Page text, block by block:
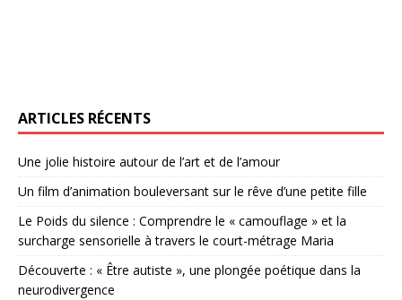
ARTICLES RÉCENTS
Une jolie histoire autour de l’art et de l’amour
Un film d’animation bouleversant sur le rêve d’une petite fille
Le Poids du silence : Comprendre le « camouflage » et la
surcharge sensorielle à travers le court-métrage Maria
Découverte : « Être autiste », une plongée poétique dans la
neurodivergence